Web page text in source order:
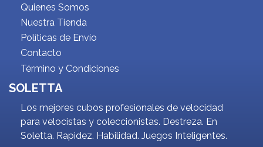
Quienes Somos
Nuestra Tienda
Políticas de Envío
Contacto
Término y Condiciones
SOLETTA
Los mejores cubos profesionales de velocidad
para velocistas y coleccionistas. Destreza. En
Soletta. Rapidez. Habilidad. Juegos Inteligentes.